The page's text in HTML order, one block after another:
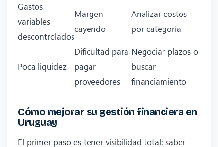
Gastos
variables
descontrolados
Margen
cayendo
Analizar costos
por categoría
Poca liquidez
Dificultad para
pagar
proveedores
Negociar plazos o
buscar
financiamiento
Cómo mejorar su gestión financiera en
Uruguay
El primer paso es tener visibilidad total: saber